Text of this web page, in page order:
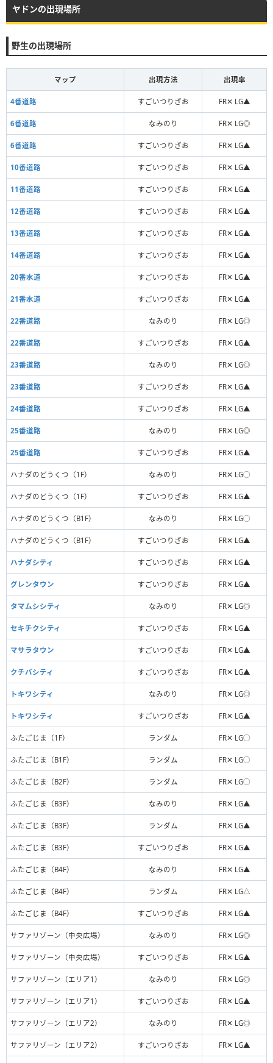
ヤドンの出現場所
野生の出現場所
マップ 出現方法 出現率
4番道路 すごいつりざお FR✕ LG▲
6番道路 なみのり FR✕ LG◎
6番道路 すごいつりざお FR✕ LG▲
10番道路 すごいつりざお FR✕ LG▲
11番道路 すごいつりざお FR✕ LG▲
12番道路 すごいつりざお FR✕ LG▲
13番道路 すごいつりざお FR✕ LG▲
14番道路 すごいつりざお FR✕ LG▲
20番水道 すごいつりざお FR✕ LG▲
21番水道 すごいつりざお FR✕ LG▲
22番道路 なみのり FR✕ LG◎
22番道路 すごいつりざお FR✕ LG▲
23番道路 なみのり FR✕ LG◎
23番道路 すごいつりざお FR✕ LG▲
24番道路 すごいつりざお FR✕ LG▲
25番道路 なみのり FR✕ LG◎
25番道路 すごいつりざお FR✕ LG▲
ハナダのどうくつ（1F） なみのり FR✕ LG◯
ハナダのどうくつ（1F） すごいつりざお FR✕ LG▲
ハナダのどうくつ（B1F） なみのり FR✕ LG◯
ハナダのどうくつ（B1F） すごいつりざお FR✕ LG▲
ハナダシティ すごいつりざお FR✕ LG▲
グレンタウン すごいつりざお FR✕ LG▲
タマムシシティ なみのり FR✕ LG◎
セキチクシティ すごいつりざお FR✕ LG▲
マサラタウン すごいつりざお FR✕ LG▲
クチバシティ すごいつりざお FR✕ LG▲
トキワシティ なみのり FR✕ LG◎
トキワシティ すごいつりざお FR✕ LG▲
ふたごじま（1F） ランダム FR✕ LG◯
ふたごじま（B1F） ランダム FR✕ LG◯
ふたごじま（B2F） ランダム FR✕ LG◯
ふたごじま（B3F） なみのり FR✕ LG▲
ふたごじま（B3F） ランダム FR✕ LG▲
ふたごじま（B3F） すごいつりざお FR✕ LG▲
ふたごじま（B4F） なみのり FR✕ LG▲
ふたごじま（B4F） ランダム FR✕ LG△
ふたごじま（B4F） すごいつりざお FR✕ LG▲
サファリゾーン（中央広場） なみのり FR✕ LG◎
サファリゾーン（中央広場） すごいつりざお FR✕ LG▲
サファリゾーン（エリア1） なみのり FR✕ LG◎
サファリゾーン（エリア1） すごいつりざお FR✕ LG▲
サファリゾーン（エリア2） なみのり FR✕ LG◎
サファリゾーン（エリア2） すごいつりざお FR✕ LG▲